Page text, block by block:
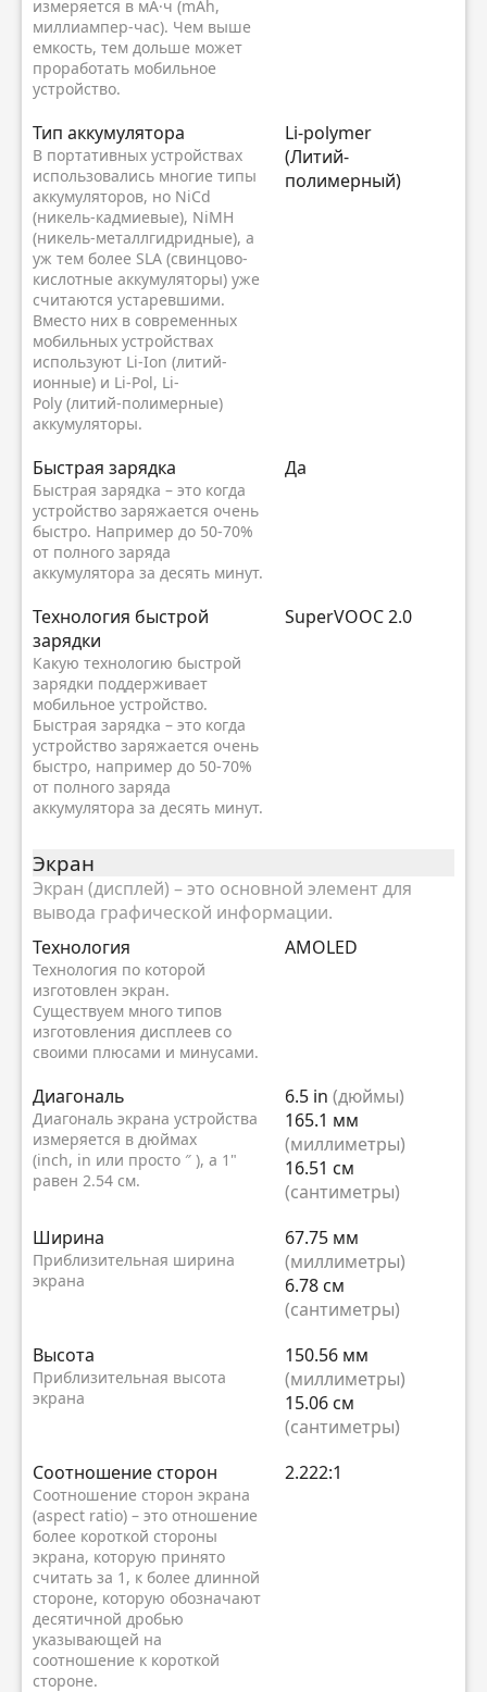
измеряется в мА·ч (mAh,
миллиампер-час). Чем выше
емкость, тем дольше может
проработать мобильное
устройство.
Тип аккумулятора
В портативных устройствах
использовались многие типы
аккумуляторов, но NiCd
(никель-кадмиевые), NiMH
(никель-металлгидридные), а
уж тем более SLA (свинцово-
кислотные аккумуляторы) уже
считаются устаревшими.
Вместо них в современных
мобильных устройствах
используют Li-Ion (литий-
ионные) и Li-Pol, Li-
Poly (литий-полимерные)
аккумуляторы.
Li-polymer
(Литий-
полимерный)
Быстрая зарядка
Быстрая зарядка – это когда
устройство заряжается очень
быстро. Например до 50-70%
от полного заряда
аккумулятора за десять минут.
Да
Технология быстрой
зарядки
Какую технологию быстрой
зарядки поддерживает
мобильное устройство.
Быстрая зарядка – это когда
устройство заряжается очень
быстро, например до 50-70%
от полного заряда
аккумулятора за десять минут.
SuperVOOC 2.0
Экран
Экран (дисплей) – это основной элемент для
вывода графической информации.
Технология
Технология по которой
изготовлен экран.
Существуем много типов
изготовления дисплеев со
своими плюсами и минусами.
AMOLED
Диагональ
Диагональ экрана устройства
измеряется в дюймах
(inch, in или просто ″ ), а 1"
равен 2.54 см.
6.5 in (дюймы)
165.1 мм
(миллиметры)
16.51 см
(сантиметры)
Ширина
Приблизительная ширина
экрана
67.75 мм
(миллиметры)
6.78 см
(сантиметры)
Высота
Приблизительная высота
экрана
150.56 мм
(миллиметры)
15.06 см
(сантиметры)
Соотношение сторон
Соотношение сторон экрана
(aspect ratio) – это отношение
более короткой стороны
экрана, которую принято
считать за 1, к более длинной
стороне, которую обозначают
десятичной дробью
указывающей на
соотношение к короткой
стороне.
2.222:1